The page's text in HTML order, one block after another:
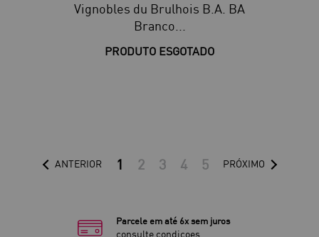
Vignobles du Brulhois B.A. BA
Branco...
PRODUTO ESGOTADO
ANTERIOR 1 2 3 4 5 PRÓXIMO
Parcele em até 6x sem juros
consulte condiçoes